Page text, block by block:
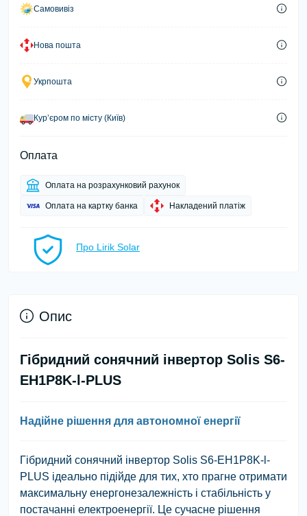
Самовивіз
Нова пошта
Укрпошта
Курʼєром по місту (Київ)
Оплата
Оплата на розрахунковий рахунок
Оплата на картку банка Накладений платіж
Про Lirik Solar
Опис
Гібридний сонячний інвертор Solis S6-
EH1P8K-l-PLUS
Надійне рішення для автономної енергії
Гібридний сонячний інвертор Solis S6-EH1P8K-l-
PLUS ідеально підійде для тих, хто прагне отримати
максимальну енергонезалежність і стабільність у
постачанні електроенергії. Це сучасне рішення